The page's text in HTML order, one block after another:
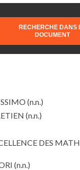
RECHERCHE DANS
DOCUMENT
(n.n.)
(n.n.)
DES
(n.n.)